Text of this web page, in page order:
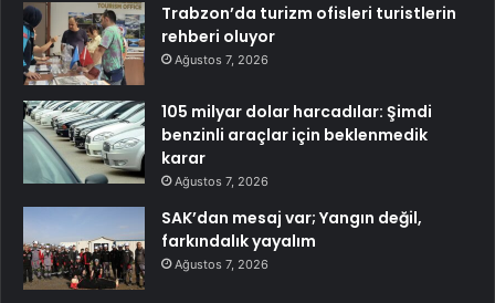
Trabzon’da turizm ofisleri turistlerin
rehberi oluyor
Ağustos 7, 2026
105 milyar dolar harcadılar: Şimdi
benzinli araçlar için beklenmedik
karar
Ağustos 7, 2026
SAK’dan mesaj var; Yangın değil,
farkındalık yayalım
Ağustos 7, 2026